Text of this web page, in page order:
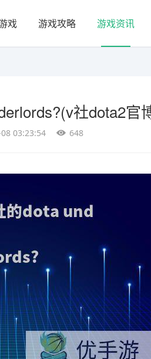
戏 游戏攻略 游戏资讯
社dota2官
03:23:54 648